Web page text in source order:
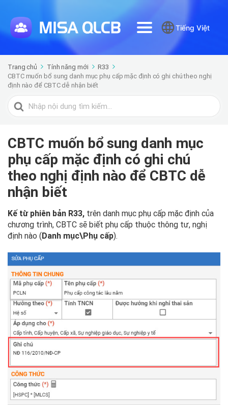
Tiếng Việt
Trang chủ Tính năng mới
R33
CBTC muốn bổ sung danh mục phụ cấp mặc định có ghi chú theo nghị
định nào để CBTC dễ nhận biết
Tìm
kiếm
CBTC muốn bổ sung danh mục
phụ cấp mặc định có ghi chú
theo nghị định nào để CBTC dễ
nhận biết
Kế từ phiên bản R33, trên danh mục phụ cấp mặc định của
chương trình, CBTC sẽ biết phụ cấp thuộc thông tư, nghị
định nào (Danh mục\Phụ cấp).